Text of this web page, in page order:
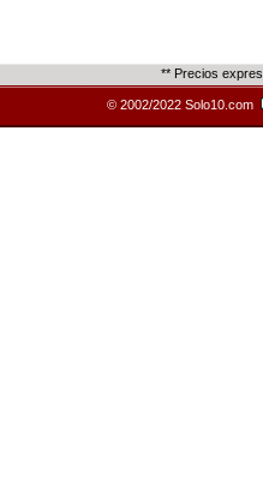
** Precios
© 2002/2022 Solo10.com